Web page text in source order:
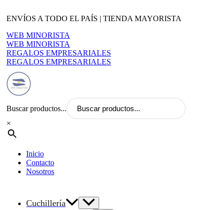
al
ENVÍOS A TODO EL PAÍS | TIENDA MAYORISTA
WEB MINORISTA
WEB MINORISTA
REGALOS EMPRESARIALES
REGALOS EMPRESARIALES
Buscar productos...
×
Inicio
Contacto
Nosotros
Cuchillería